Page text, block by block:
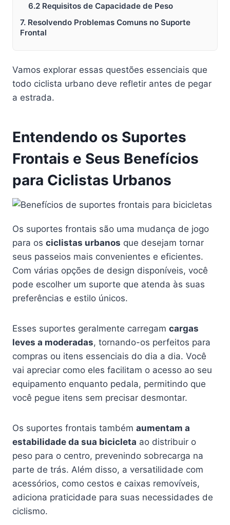
6.2 Requisitos de Capacidade de Peso
7. Resolvendo Problemas Comuns no Suporte
Frontal
Vamos explorar essas questões essenciais que
todo ciclista urbano deve refletir antes de pegar
a estrada.
Entendendo os Suportes
Frontais e Seus Benefícios
para Ciclistas Urbanos
Os suportes frontais são uma mudança de jogo
para os ciclistas urbanos que desejam tornar
seus passeios mais convenientes e eficientes.
Com várias opções de design disponíveis, você
pode escolher um suporte que atenda às suas
preferências e estilo únicos.
Esses suportes geralmente carregam cargas
leves a moderadas, tornando-os perfeitos para
compras ou itens essenciais do dia a dia. Você
vai apreciar como eles facilitam o acesso ao seu
equipamento enquanto pedala, permitindo que
você pegue itens sem precisar desmontar.
Os suportes frontais também aumentam a
estabilidade da sua bicicleta ao distribuir o
peso para o centro, prevenindo sobrecarga na
parte de trás. Além disso, a versatilidade com
acessórios, como cestos e caixas removíveis,
adiciona praticidade para suas necessidades de
ciclismo.